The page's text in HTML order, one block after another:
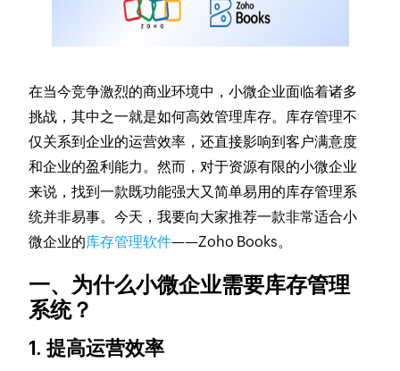
在当今竞争激烈的商业环境中，小微企业面临着诸多
挑战，其中之一就是如何高效管理库存。库存管理不
仅关系到企业的运营效率，还直接影响到客户满意度
和企业的盈利能力。然而，对于资源有限的小微企业
来说，找到一款既功能强大又简单易用的库存管理系
统并非易事。今天，我要向大家推荐一款非常适合小
微企业的库存管理软件——Zoho Books。
一、为什么小微企业需要库存管理
系统？
1. 提高运营效率